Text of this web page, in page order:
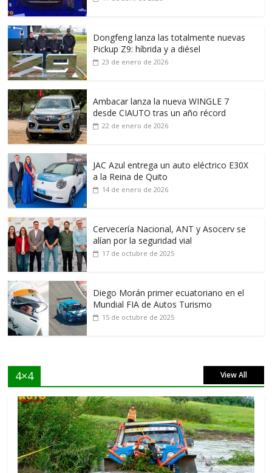
Dongfeng lanza las totalmente nuevas
Pickup Z9: híbrida y a diésel
23 de enero de 2026
Ambacar lanza la nueva WINGLE 7
desde CIAUTO tras un año récord
22 de enero de 2026
JAC Azul entrega un auto eléctrico E30X
a la Reina de Quito
14 de enero de 2026
Cervecería Nacional, ANT y Asocerv se
alían por la seguridad vial
17 de octubre de 2025
Diego Morán primer ecuatoriano en el
Mundial FIA de Autos Turismo
15 de octubre de 2025
4×4 View All